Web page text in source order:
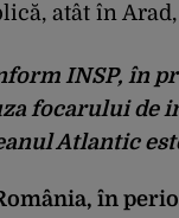
atât în
INSP, în
focarului de
Atlantic
în